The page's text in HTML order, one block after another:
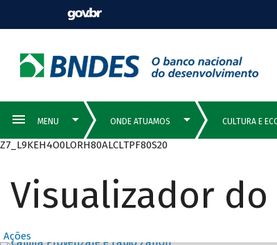
Z7_L9KEH4O0LORH80ALCLTPF80S20
Visualizador
Ações